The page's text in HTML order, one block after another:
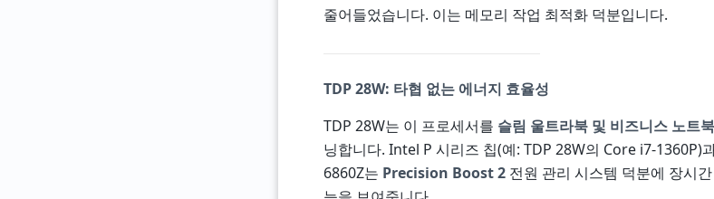
줄어들었습니다. 이는 메모리 작업 최적화 덕분입니다.
TDP 28W: 타협 없는 에너지 효율성
TDP 28W는 이 프로세서를 슬림 울트라북 및 비즈니스 노트북
닝합니다. Intel P 시리즈 칩(예: TDP 28W의 Core i7-1360P)
6860Z는 Precision Boost 2 전원 관리 시스템 덕분에 장시